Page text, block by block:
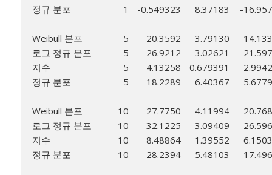
정규 분포
1 -0.549323 8.37183 -
Weibull 분포 5 20.3592 3.79130
로그 정규 분포
5 26.9212 3.02621
지수
5 4.13258 0.679391
정규 분포
5 18.2289 6.40367
Weibull 분포 10 27.7750 4.11994
로그 정규 분포
10 32.1225 3.09409
지수
10 8.48864 1.39552
정규 분포
10 28.2394 5.48103